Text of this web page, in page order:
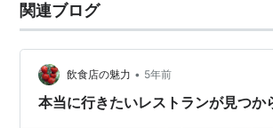
関連ブログ
飲食店の魅力 • 5年前
本当に行きたいレストランが見つか